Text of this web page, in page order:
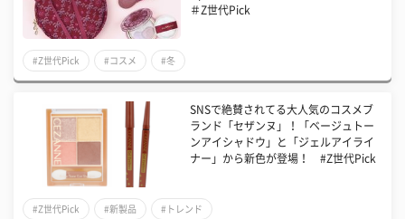
＃Z世代Pick
#Z世代Pick #コスメ #冬
SNSで絶賛されてる大人気のコスメブ
ランド「セザンヌ」！「ベージュトー
ンアイシャドウ」と「ジェルアイライ
ナー」から新色が登場！ #Z世代Pick
#Z世代Pick #新製品 #トレンド